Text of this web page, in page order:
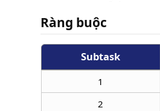
Ràng buộc
Subtask
1
2